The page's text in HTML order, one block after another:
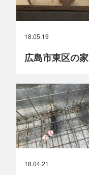
18.05.19
広島市東区の家
18.04.21